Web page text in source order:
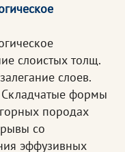
слоистых толщ.
слоев.
Складчатые формы
породах
со
эффузивных